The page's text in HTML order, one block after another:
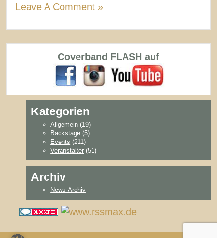
Leave A Comment »
Coverband FLASH auf
Kategorien
Allgemein (19)
Backstage (5)
Events (211)
Veranstalter (51)
Archiv
News-Archiv